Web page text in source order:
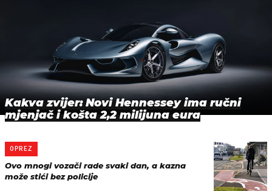
Kakva zvijer: Novi Hennessey ima ručni
mjenjač i košta 2,2 milijuna eura
OPREZ
Ovo mnogi vozači rade svaki dan, a kazna
može stići bez policije